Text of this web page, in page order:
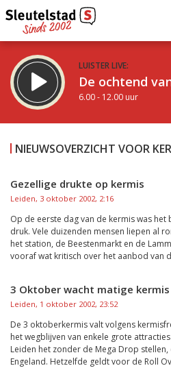
LUISTER LIVE:
De ochtend
6.00 - 12.00 uur
De middag van Sleutelstad
Inklappen
NIEUWSOVERZICHT VOOR
Gezellige drukte op kermis
Leiden, 3 oktober 2002, 2:16
Op de eerste dag van de kermis was het
druk. Vele duizenden mensen liepen al
het station, de Beestenmarkt en de
vooraf wat kritisch over het aanbod van
3 Oktober wacht matige kermis
Leiden, 1 oktober 2002, 23:52
De 3 oktoberkermis valt volgens
het wegblijven van enkele grote
Leiden het zonder de Mega Drop
Engeland. Hetzelfde geldt voor de Roll